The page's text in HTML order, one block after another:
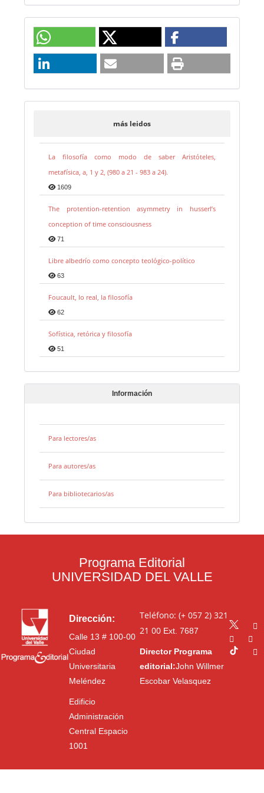
más leidos
La filosofía como modo de saber Aristóteles,
metafísica, a, 1 y 2, (980 a 21 - 983 a 24).
1609
The protention-retention asymmetry in husserl’s
conception of time consciousness
71
Libre albedrío como concepto teológico-político
63
Foucault, lo real, la filosofía
62
Sofística, retórica y filosofía
51
Información
Para lectores/as
Para autores/as
Para bibliotecarios/as
Programa Editorial
UNIVERSIDAD DEL VALLE
Dirección:
Calle 13 # 100-00
Ciudad
Universitaria
Meléndez
Edificio
Administración
Central Espacio
1001
Teléfono: (+ 057 2) 321
21 00Ext. 7687
Director Programa
editorial:John Willmer
Escobar Velasquez